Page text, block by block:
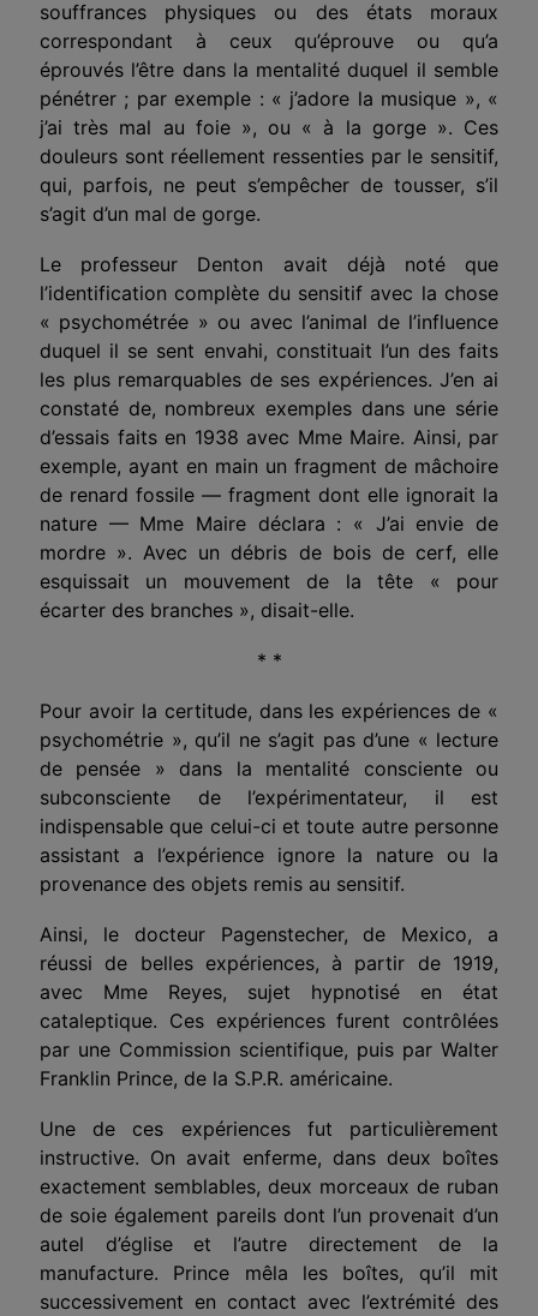
souffrances physiques ou des états moraux
correspondant à ceux qu’éprouve ou qu’a
éprouvés l’être dans la mentalité duquel il semble
pénétrer ; par exemple : « j’adore la musique », «
j’ai très mal au foie », ou « à la gorge ». Ces
douleurs sont réellement ressenties par le sensitif,
qui, parfois, ne peut s’empêcher de tousser, s’il
s’agit d’un mal de gorge.
Le professeur Denton avait déjà noté que
l’identification complète du sensitif avec la chose
« psychométrée » ou avec l’animal de l’influence
duquel il se sent envahi, constituait l’un des faits
les plus remarquables de ses expériences. J’en ai
constaté de, nombreux exemples dans une série
d’essais faits en 1938 avec Mme Maire. Ainsi, par
exemple, ayant en main un fragment de mâchoire
de renard fossile — fragment dont elle ignorait la
nature — Mme Maire déclara : « J’ai envie de
mordre ». Avec un débris de bois de cerf, elle
esquissait un mouvement de la tête « pour
écarter des branches », disait-elle.
* *
Pour avoir la certitude, dans les expériences de «
psychométrie », qu’il ne s’agit pas d’une « lecture
de pensée » dans la mentalité consciente ou
subconsciente de l’expérimentateur, il est
indispensable que celui-ci et toute autre personne
assistant a l’expérience ignore la nature ou la
provenance des objets remis au sensitif.
Ainsi, le docteur Pagenstecher, de Mexico, a
réussi de belles expériences, à partir de 1919,
avec Mme Reyes, sujet hypnotisé en état
cataleptique. Ces expériences furent contrôlées
par une Commission scientifique, puis par Walter
Franklin Prince, de la S.P.R. américaine.
Une de ces expériences fut particulièrement
instructive. On avait enferme, dans deux boîtes
exactement semblables, deux morceaux de ruban
de soie également pareils dont l’un provenait d’un
autel d’église et l’autre directement de la
manufacture. Prince mêla les boîtes, qu’il mit
successivement en contact avec l’extrémité des